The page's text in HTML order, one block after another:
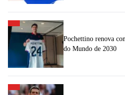
Pochettino renova
do Mundo de 2030